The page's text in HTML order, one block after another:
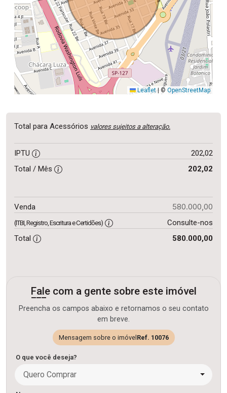
Leaflet |© OpenStreetMap
Total para Acessórios valores sujeitos a alteração.
IPTU
202,02
Total / Mês
202,02
Venda 580.000,00
(ITBI, Registro, Escritura e Certidões)
Consulte-nos
Total
580.000,00
Fale com a gente sobre este imóvel
Preencha os campos abaixo e retornamos o seu contato
em breve.
Mensagem sobre o imóvel Ref. 10076
O que você deseja?
Quero Comprar